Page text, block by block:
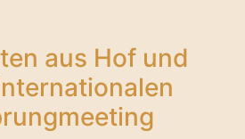
aus Hof und